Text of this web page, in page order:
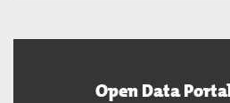
Open Data